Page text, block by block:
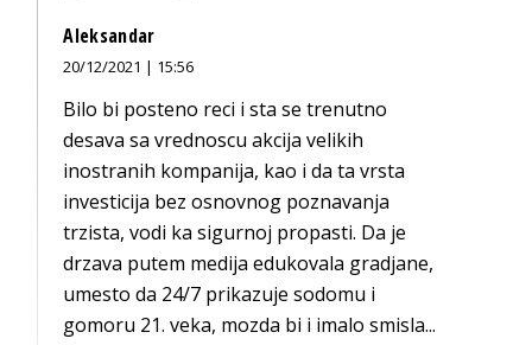
Aleksandar
20/12/2021 | 15:56
Bilo bi posteno reci i sta se trenutno
desava sa vrednoscu akcija velikih
inostranih kompanija, kao i da ta vrsta
investicija bez osnovnog poznavanja
trzista, vodi ka sigurnoj propasti. Da je
drzava putem medija edukovala gradjane,
umesto da 24/7 prikazuje sodomu i
gomoru 21. veka, mozda bi i imalo smisla...